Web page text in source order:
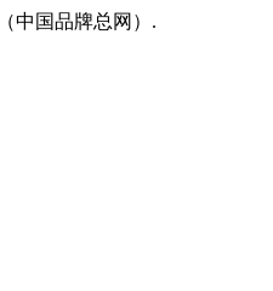
中国品牌总网）.